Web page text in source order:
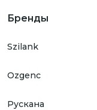
Бренды
Szilank
Ozgenc
Рускана